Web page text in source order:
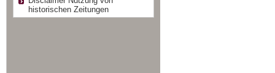
historischen Zeitungen